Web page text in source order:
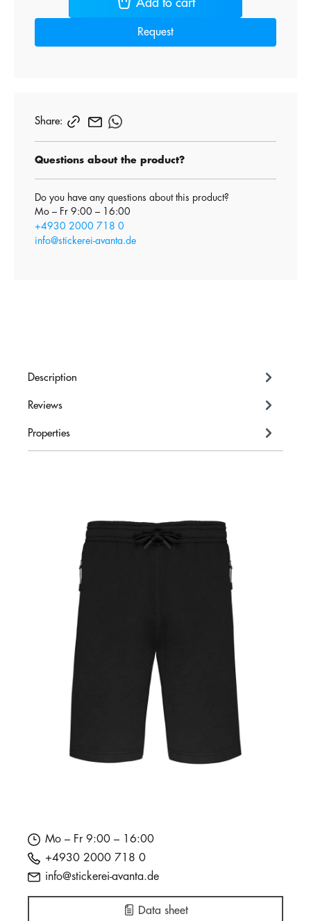
Add to cart
Request
Share:
Questions about the product?
Do you have any questions about this product?
Mo – Fr 9:00 – 16:00
+4930 2000 718 0
info@stickerei-avanta.de
Description
Reviews
Properties
Mo – Fr 9:00 – 16:00
+4930 2000 718 0
info@stickerei-avanta.de
Data sheet